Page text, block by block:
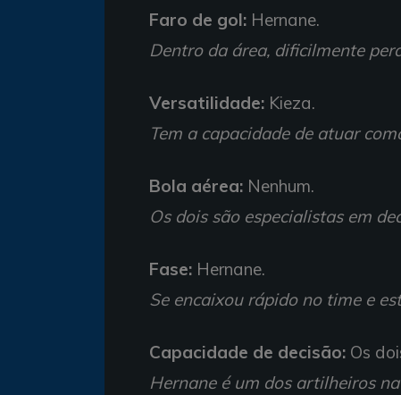
Faro de gol: Hernane.
Dentro da área, dificilmente
Versatilidade: Kieza.
Tem a capacidade de atuar
Bola aérea: Nenhum.
Os dois são especialistas em
Fase: Hernane.
Se encaixou rápido no time e
Capacidade de decisão: Os
Hernane é um dos artilheiros